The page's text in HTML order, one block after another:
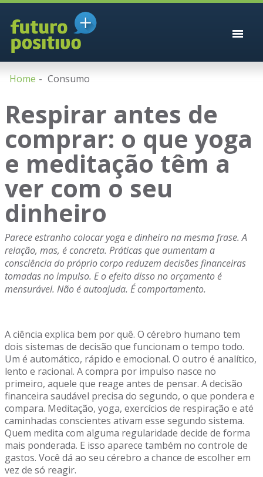
Home Consumo
Respirar antes de
comprar: o que yoga
e meditação têm a
ver com o seu
dinheiro
Parece estranho colocar yoga e dinheiro na mesma frase. A
relação, mas, é concreta. Práticas que aumentam a
consciência do próprio corpo reduzem decisões financeiras
tomadas no impulso. E o efeito disso no orçamento é
mensurável. Não é autoajuda. É comportamento.
A ciência explica bem por quê. O cérebro humano tem
dois sistemas de decisão que funcionam o tempo todo.
Um é automático, rápido e emocional. O outro é analítico,
lento e racional. A compra por impulso nasce no
primeiro, aquele que reage antes de pensar. A decisão
financeira saudável precisa do segundo, o que pondera e
compara. Meditação, yoga, exercícios de respiração e até
caminhadas conscientes ativam esse segundo sistema.
Quem medita com alguma regularidade decide de forma
mais ponderada. E isso aparece também no controle de
gastos. Você dá ao seu cérebro a chance de escolher em
vez de só reagir.